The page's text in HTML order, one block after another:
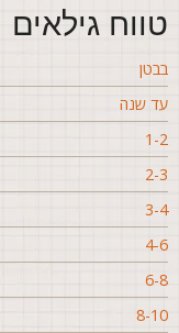
גילאים
שנה
1-
2-
3-
4-
6-
8-